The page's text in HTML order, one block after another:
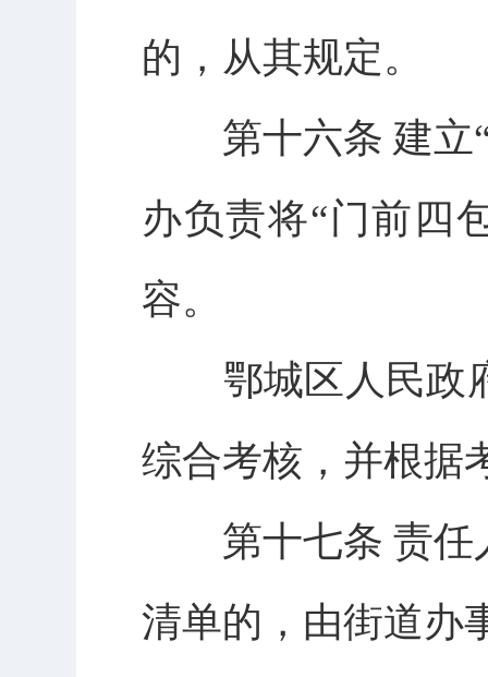
的，从其规定。
第十六条 建立“
办负责将“门前四
容。
鄂城区人民政府
综合考核，并根据
第十七条 责任人
清单的，由街道办